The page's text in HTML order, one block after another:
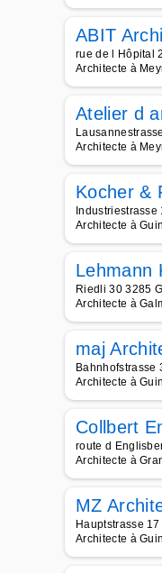
ABIT
rue de l Hôpital
Architecte à
Atelier d
Architecte à
Kocher &
Architecte à Guin
Lehmann
Riedli 30 3285
Architecte à
maj
Bahnhofstrasse
Architecte à Guin
Collbert
route d
Architecte à
MZ
Hauptstrasse
Architecte à Guin